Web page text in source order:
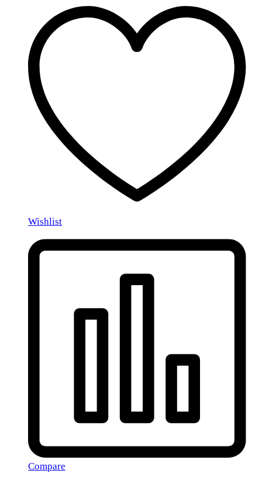
Wishlist
Compare